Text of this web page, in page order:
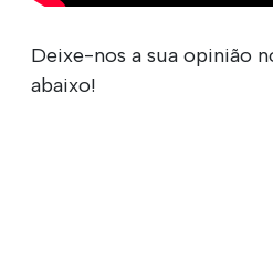
Deixe-nos a sua opinião
abaixo!